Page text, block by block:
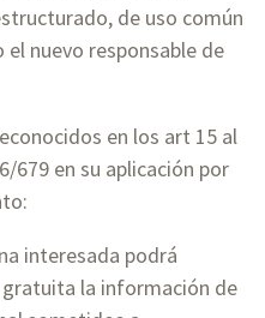
de uso común
nuevo responsable de
en los art 15 al
679 en su aplicación por
interesada podrá
la información de